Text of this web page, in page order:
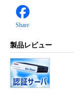
Share
製品レビュー